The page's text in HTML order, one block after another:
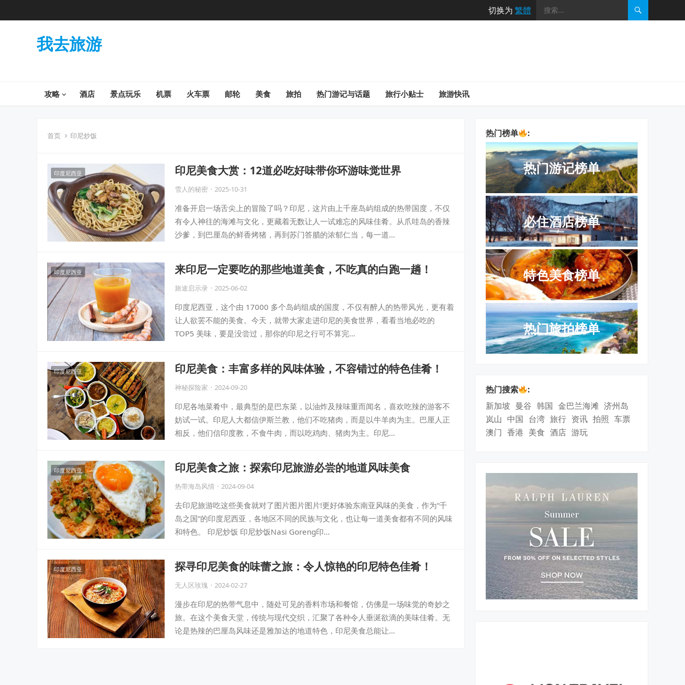
切换为 繁體
我去旅游
攻略 酒店 景点玩乐 机票 火车票 邮轮 美食 旅拍 热门游记与话题 旅行小贴士 旅游快讯
首页 印尼炒饭
印度尼西亚 印尼美食大赏：12道必吃好味带你环游味觉世界
雪人的秘密 · 2025-10-31
准备开启一场舌尖上的冒险了吗？印尼，这片由上千座岛屿组成的热带国度，不仅
有令人神往的海滩与文化，更藏着无数让人一试难忘的风味佳肴。从爪哇岛的香辣
沙爹，到巴厘岛的鲜香烤猪，再到苏门答腊的浓郁仁当，每一道…
印度尼西亚 来印尼一定要吃的那些地道美食，不吃真的白跑一趟！
旅途启示录 · 2025-06-02
印度尼西亚，这个由 17000 多个岛屿组成的国度，不仅有醉人的热带风光，更有着
让人欲罢不能的美食。今天，就带大家走进印尼的美食世界，看看当地必吃的
TOP5 美味，要是没尝过，那你的印尼之行可不算完…
印度尼西亚 印尼美食：丰富多样的风味体验，不容错过的特色佳肴！
神秘探险家 · 2024-09-20
印尼各地菜肴中，最典型的是巴东菜，以油炸及辣味重而闻名，喜欢吃辣的游客不
妨试一试。印尼人大都信伊斯兰教，他们不吃猪肉，而是以牛羊肉为主。巴厘人正
相反，他们信印度教，不食牛肉，而以吃鸡肉、猪肉为主。印尼…
印度尼西亚 印尼美食之旅：探索印尼旅游必尝的地道风味美食
热带海岛风情 · 2024-09-04
去印尼旅游吃这些美食就对了图片图片图片!更好体验东南亚风味的美食，作为“千
岛之国”的印度尼西亚，各地区不同的民族与文化，也让每一道美食都有不同的风味
和特色。 印尼炒饭 印尼炒饭Nasi Goreng印…
印度尼西亚 探寻印尼美食的味蕾之旅：令人惊艳的印尼特色佳肴！
无人区玫瑰 · 2024-02-27
漫步在印尼的热带气息中，随处可见的香料市场和餐馆，仿佛是一场味觉的奇妙之
旅。在这个美食天堂，传统与现代交织，汇聚了各种令人垂涎欲滴的美味佳肴。无
论是热辣的巴厘岛风味还是雅加达的地道特色，印尼美食总能让…
热门榜单 :
热门游记榜单
必住酒店榜单
特色美食榜单
热门旅拍榜单
热门搜索
:
新加坡 曼谷 韩国 金巴兰海滩 济州岛
岚山 中国 台湾 旅行 资讯 拍照 车票
澳门 香港 美食 酒店 游玩